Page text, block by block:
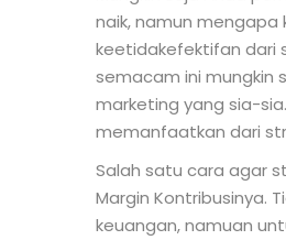
naik, namun
keetidakefektifan dari
semacam ini mungkin
marketing yang sia-
memanfaatkan dari
Salah satu cara agar
Margin Kontribusinya.
keuangan, namuan